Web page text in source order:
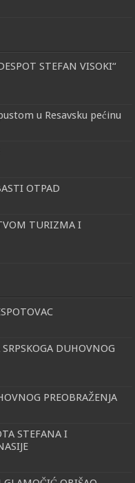
STEFAN VISOKI“
u Resavsku pećinu
OTPAD
TURIZMA I
DUHOVNOG
PREOBRAŽENJA
STEFANA I